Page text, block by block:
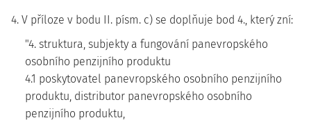
4. V příloze v bodu II. písm. c) se doplňuje bod 4., který zní:
"4. struktura, subjekty a fungování panevropského
osobního penzijního produktu
4.1 poskytovatel panevropského osobního penzijního
produktu, distributor panevropského osobního
penzijního produktu,